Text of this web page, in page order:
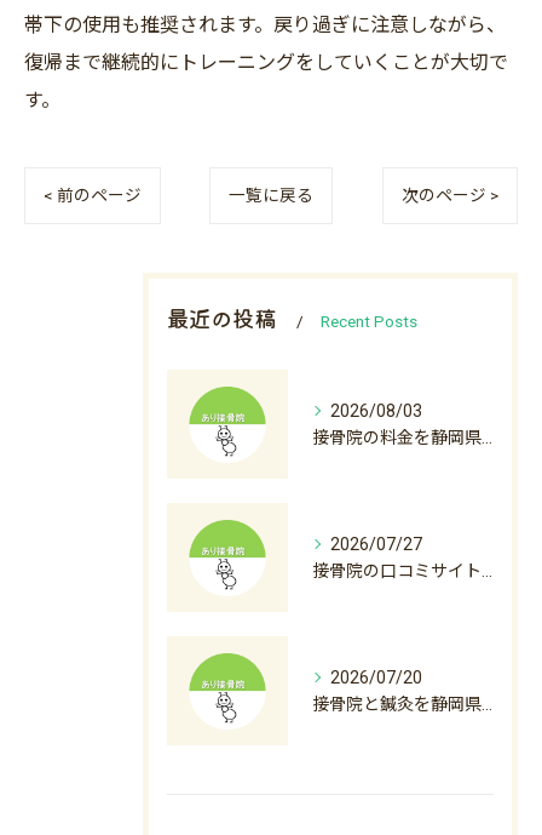
帯下の使用も推奨されます。戻り過ぎに注意しながら、
復帰まで継続的にトレーニングをしていくことが大切で
す。
< 前のページ 一覧に戻る 次のページ >
最近の投稿 Recent Posts
2026/08/03
2026/07/27
2026/07/20